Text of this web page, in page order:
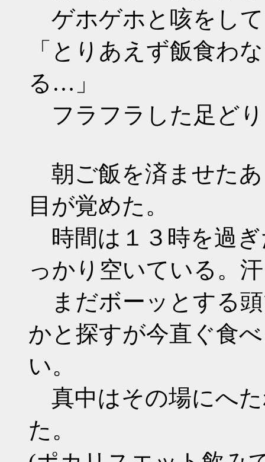
ゲホゲホと咳をし
「とりあえず飯食わ
る…」
フラフラした足ど
朝ご飯を済ませた
目が覚めた。
時間は１３時を過
っかり空いている。
まだボーッとする
かと探すが今直ぐ食
い。
真中はその場にへ
た。